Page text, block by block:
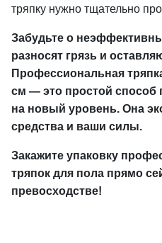
тряпку нужно тщательно
Забудьте о
разносят грязь и
Профессиональная
см — это простой способ
на новый уровень. Она
средства и ваши силы.
Закажите упаковку
тряпок для пола прямо
превосходстве!